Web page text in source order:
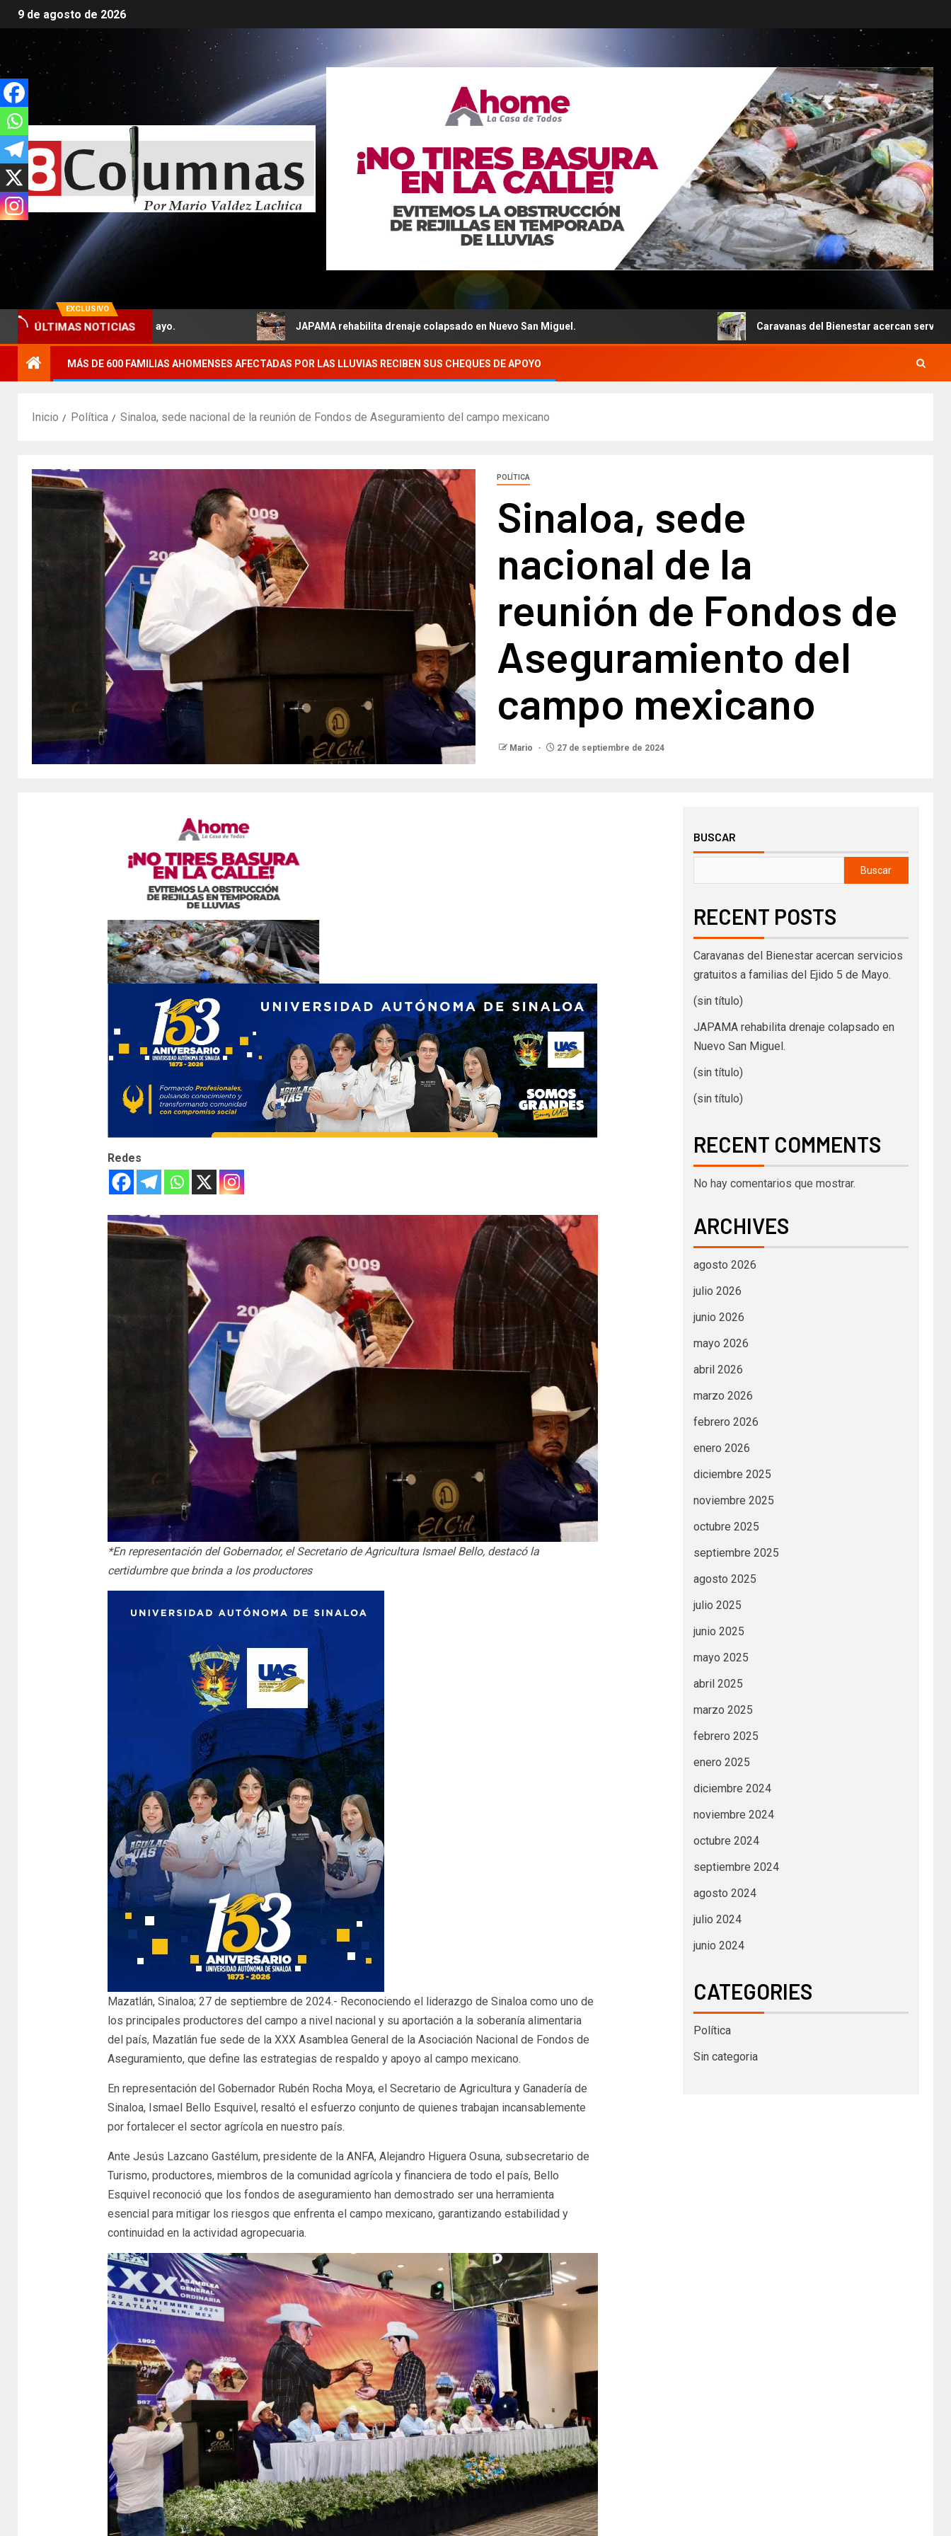
9 de agosto de 2026
EXCLUSIVO
ÚLTIMAS NOTICIAS
del Ejido 5 de Mayo. JAPAMA rehabilita drenaje colapsado en Nuevo San Miguel. Caravanas del Bienestar acercan servicios
MÁS DE 600 FAMILIAS AHOMENSES AFECTADAS POR LAS LLUVIAS RECIBEN SUS CHEQUES DE APOYO
Inicio Política Sinaloa, sede nacional de la reunión de Fondos de Aseguramiento del campo mexicano
POLÍTICA
Sinaloa, sede
nacional de la
reunión de Fondos de
Aseguramiento del
campo mexicano
Mario 27 de septiembre de 2024
Redes
*En representación del Gobernador, el Secretario de Agricultura Ismael Bello, destacó la
certidumbre que brinda a los productores
Mazatlán, Sinaloa; 27 de septiembre de 2024.- Reconociendo el liderazgo de Sinaloa como uno de
los principales productores del campo a nivel nacional y su aportación a la soberanía alimentaria
del país, Mazatlán fue sede de la XXX Asamblea General de la Asociación Nacional de Fondos de
Aseguramiento, que define las estrategias de respaldo y apoyo al campo mexicano.
En representación del Gobernador Rubén Rocha Moya, el Secretario de Agricultura y Ganadería de
Sinaloa, Ismael Bello Esquivel, resaltó el esfuerzo conjunto de quienes trabajan incansablemente
por fortalecer el sector agrícola en nuestro país.
Ante Jesús Lazcano Gastélum, presidente de la ANFA, Alejandro Higuera Osuna, subsecretario de
Turismo, productores, miembros de la comunidad agrícola y financiera de todo el país, Bello
Esquivel reconoció que los fondos de aseguramiento han demostrado ser una herramienta
esencial para mitigar los riesgos que enfrenta el campo mexicano, garantizando estabilidad y
continuidad en la actividad agropecuaria.
BUSCAR
Buscar
RECENT POSTS
Caravanas del Bienestar acercan servicios
gratuitos a familias del Ejido 5 de Mayo.
(sin título)
JAPAMA rehabilita drenaje colapsado en
Nuevo San Miguel.
(sin título)
(sin título)
RECENT COMMENTS
No hay comentarios que mostrar.
ARCHIVES
agosto 2026
julio 2026
junio 2026
mayo 2026
abril 2026
marzo 2026
febrero 2026
enero 2026
diciembre 2025
noviembre 2025
octubre 2025
septiembre 2025
agosto 2025
julio 2025
junio 2025
mayo 2025
abril 2025
marzo 2025
febrero 2025
enero 2025
diciembre 2024
noviembre 2024
octubre 2024
septiembre 2024
agosto 2024
julio 2024
junio 2024
CATEGORIES
Política
Sin categoria